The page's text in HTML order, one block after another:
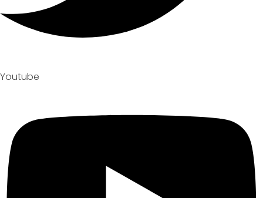
Youtube